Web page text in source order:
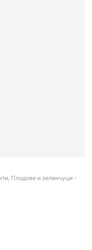
Плодове и зеленчуци -